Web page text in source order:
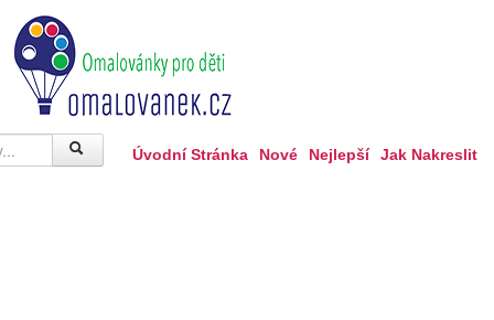
Úvodní Stránka Nové Nejlepší Jak Nakreslit